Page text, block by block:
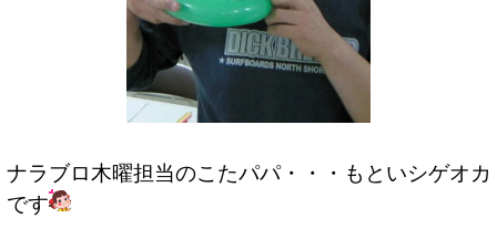
ナラブロ木曜担当のこたパパ・・・もといシゲオカ
です